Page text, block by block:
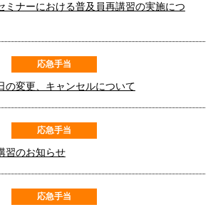
ミナーにおける普及員再講習の実施につ
応急手当
の変更、キャンセルについて
応急手当
習のお知らせ
応急手当